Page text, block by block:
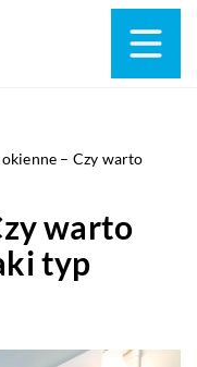
– Czy warto
warto
typ